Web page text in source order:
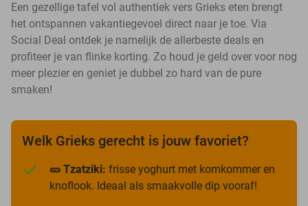
Een gezellige tafel vol authentiek vers Grieks eten brengt
het ontspannen vakantiegevoel direct naar je toe. Via
Social Deal ontdek je namelijk de allerbeste deals en
profiteer je van flinke korting. Zo houd je geld over voor nog
meer plezier en geniet je dubbel zo hard van de pure
smaken!
Welk Grieks gerecht is jouw favoriet?
🥒 Tzatziki: frisse yoghurt met komkommer en
knoflook. Ideaal als smaakvolle dip vooraf!